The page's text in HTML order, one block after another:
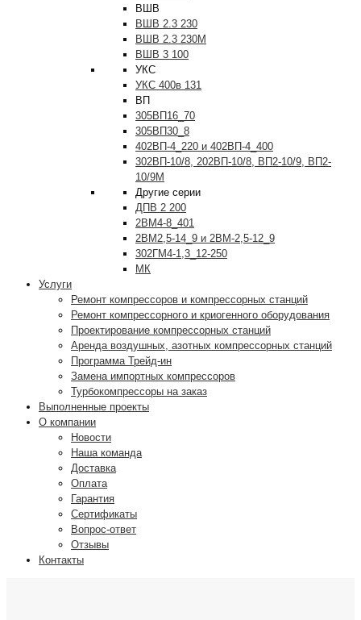
ВШВ
ВШВ 2.3 230
ВШВ 2.3 230М
ВШВ 3 100
УКС
УКС 400в 131
ВП
305ВП16_70
305ВП30_8
402ВП-4_220 и 402ВП-4_400
302ВП-10/8, 202ВП-10/8, ВП2-10/9, ВП2-
10/9М
Другие серии
ДПВ 2 200
2ВМ4-8_401
2ВМ2,5-14_9 и 2ВМ-2,5-12_9
302ГМ4-1,3_12-250
МК
Услуги
Ремонт компрессоров и компрессорных станций
Ремонт компрессорного и криогенного оборудования
Проектирование компрессорных станций
Аренда воздушных, азотных компрессорных станций
Программа Трейд-ин
Замена импортных компрессоров
Турбокомпрессоры на заказ
Выполненные проекты
О компании
Новости
Наша команда
Доставка
Оплата
Гарантия
Сертификаты
Вопрос-ответ
Отзывы
Контакты